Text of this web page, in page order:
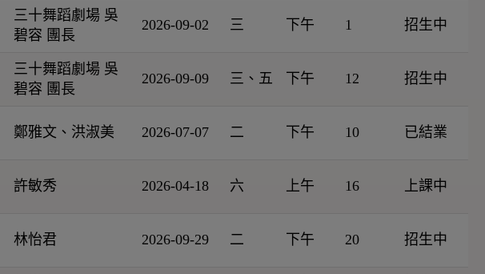
三十舞蹈劇場 吳
碧容 團長
2026-09-02 三 下午 1 招生中
三十舞蹈劇場 吳
碧容 團長
2026-09-09 三、五 下午 12 招生中
鄭雅文、洪淑美 2026-07-07 二 下午 10 已結業
許敏秀 2026-04-18 六 上午 16 上課中
林怡君 2026-09-29 二 下午 20 招生中